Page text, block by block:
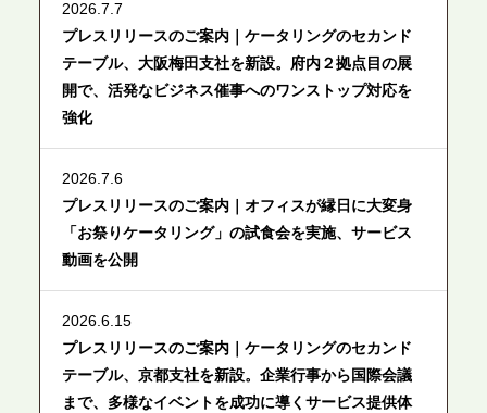
2026.7.7
プレスリリースのご案内｜ケータリングのセカンド
テーブル、大阪梅田支社を新設。府内２拠点目の展
開で、活発なビジネス催事へのワンストップ対応を
強化
2026.7.6
プレスリリースのご案内｜オフィスが縁日に大変身
「お祭りケータリング」の試食会を実施、サービス
動画を公開
2026.6.15
プレスリリースのご案内｜ケータリングのセカンド
テーブル、京都支社を新設。企業行事から国際会議
まで、多様なイベントを成功に導くサービス提供体